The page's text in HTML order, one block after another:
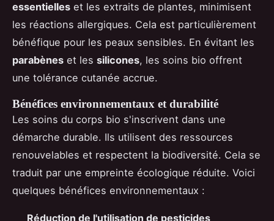
essentielles et les extraits de plantes, minimisent
les réactions allergiques. Cela est particulièrement
bénéfique pour les peaux sensibles. En évitant les
parabènes et les silicones, les soins bio offrent
une tolérance cutanée accrue.
Bénéfices environnementaux et durabilité
Les soins du corps bio s'inscrivent dans une
démarche durable. Ils utilisent des ressources
renouvelables et respectent la biodiversité. Cela se
traduit par une empreinte écologique réduite. Voici
quelques bénéfices environnementaux :
Réduction de l'utilisation de pesticides